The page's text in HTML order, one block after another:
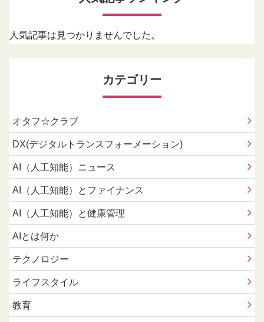
人気記事は見つかりませんでした。
カテゴリー
オタフ☆クラブ
DX(デジタルトランスフォーメーション)
AI（人工知能）ニュース
AI（人工知能）とファイナンス
AI（人工知能）と健康管理
AIとは何か
テクノロジー
ライフスタイル
教育